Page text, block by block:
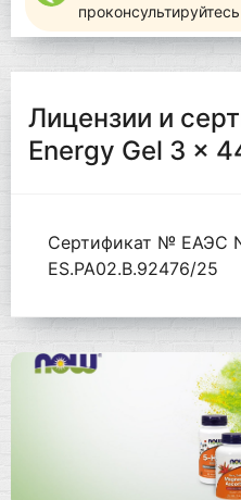
Лицензии и
Energy Gel 3 x
Сертификат № ЕАЭС
ES.РА02.В.92476/25